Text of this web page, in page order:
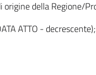
della Regione/
ATTO -